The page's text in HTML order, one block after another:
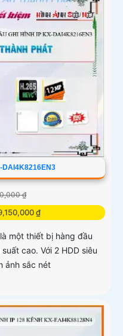
DAI4K8216EN3
₫
₫
một thiết bị hàng đầu
cao. Với 2 HDD siêu
ảnh sắc nét